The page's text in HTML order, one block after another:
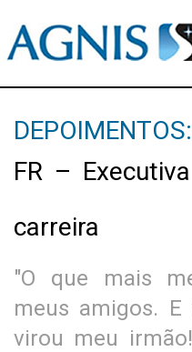
DEPOIMENTOS:
FR –
carreira
"O que mais
meus amigos.
virou meu